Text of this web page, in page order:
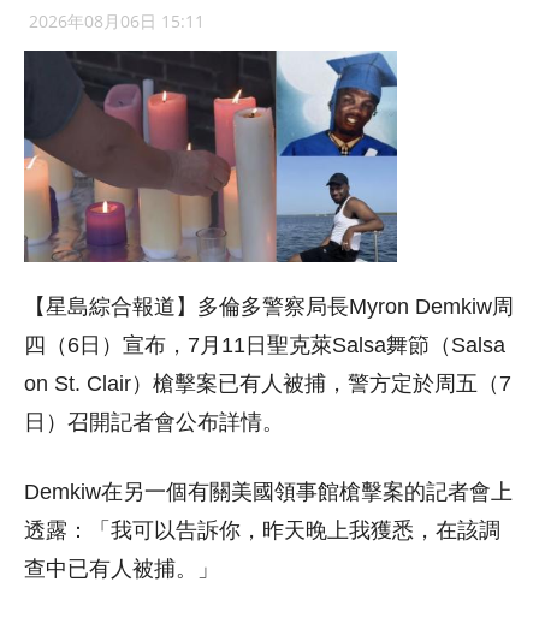
2026年08月06日 15:11
【星島綜合報道】多倫多警察局長Myron Demkiw周
四（6日）宣布，7月11日聖克萊Salsa舞節（Salsa
on St. Clair）槍擊案已有人被捕，警方定於周五（7
日）召開記者會公布詳情。
Demkiw在另一個有關美國領事館槍擊案的記者會上
透露：「我可以告訴你，昨天晚上我獲悉，在該調
查中已有人被捕。」